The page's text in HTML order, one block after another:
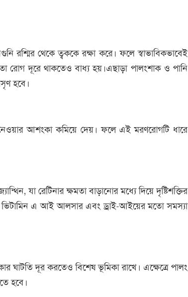
রশ্মির থেকে ত্বককে রক্ষা করে। ফলে স্বাভাবিকভাবেই
রোগ দূরে থাকতেও বাধ্য হয়।এছাড়া পালংশাক ও পানি
হবে।
নেওয়ার আশংকা কমিয়ে দেয়। ফলে এই মরণরোগটি ধারে
যা রেটিনার ক্ষমতা বাড়ানোর মধ্যে দিয়ে দৃষ্টিশক্তির
ভিটামিন এ আই আলসার এবং ড্রাই-আইয়ের মতো সমস্যা
ঘাটতি দূর করতেও বিশেষ ভূমিকা রাখে। এক্ষেত্রে পালং
হবে।